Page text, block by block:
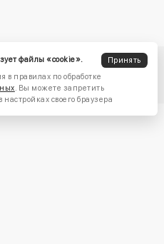
файлы «cookie».
Принять
правилах по обработке
. Вы можете запретить
своего браузера